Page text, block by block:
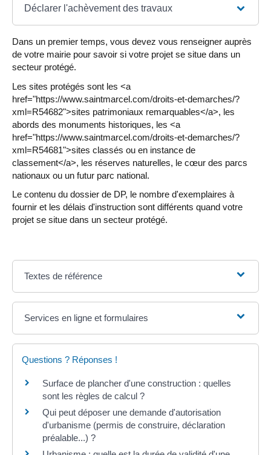
Déclarer l'achèvement des travaux
Dans un premier temps, vous devez vous renseigner auprès
de votre mairie pour savoir si votre projet se situe dans un
secteur protégé.
Les sites protégés sont les <a
href="https://www.saintmarcel.com/droits-et-demarches/?
xml=R54682">sites patrimoniaux remarquables</a>, les
abords des monuments historiques, les <a
href="https://www.saintmarcel.com/droits-et-demarches/?
xml=R54681">sites classés ou en instance de
classement</a>, les réserves naturelles, le cœur des parcs
nationaux ou un futur parc national.
Le contenu du dossier de DP, le nombre d'exemplaires à
fournir et les délais d'instruction sont différents quand votre
projet se situe dans un secteur protégé.
Textes de référence
Services en ligne et formulaires
Questions ? Réponses !
Surface de plancher d'une construction : quelles
sont les règles de calcul ?
Qui peut déposer une demande d'autorisation
d'urbanisme (permis de construire, déclaration
préalable...) ?